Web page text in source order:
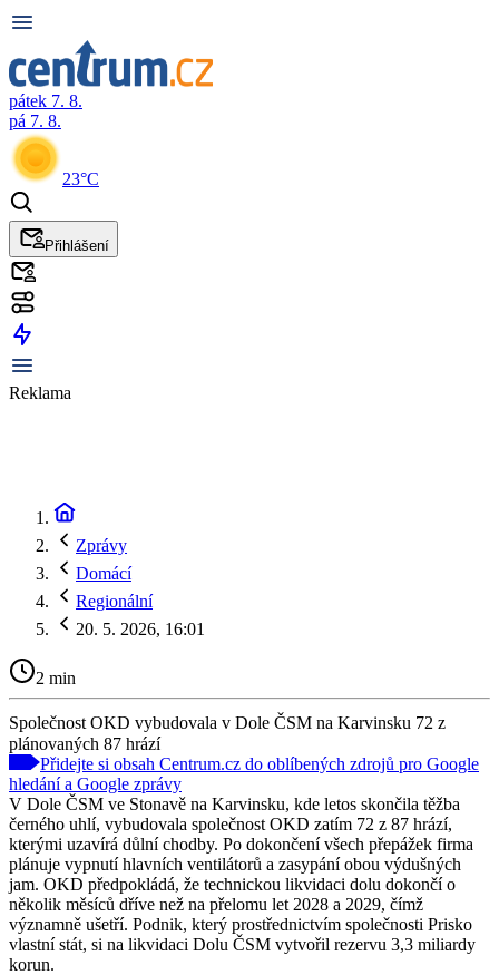
pátek 7. 8.
pá 7. 8.
23°C
Přihlášení
Reklama
Zprávy
Domácí
Regionální
20. 5. 2026, 16:01
2 min
Společnost OKD vybudovala v Dole ČSM na Karvinsku 72 z
plánovaných 87 hrází
Přidejte si obsah Centrum.cz do oblíbených zdrojů pro Google
hledání a Google zprávy
V Dole ČSM ve Stonavě na Karvinsku, kde letos skončila těžba
černého uhlí, vybudovala společnost OKD zatím 72 z 87 hrází,
kterými uzavírá důlní chodby. Po dokončení všech přepážek firma
plánuje vypnutí hlavních ventilátorů a zasypání obou výdušných
jam. OKD předpokládá, že technickou likvidaci dolu dokončí o
několik měsíců dříve než na přelomu let 2028 a 2029, čímž
významně ušetří. Podnik, který prostřednictvím společnosti Prisko
vlastní stát, si na likvidaci Dolu ČSM vytvořil rezervu 3,3 miliardy
korun.